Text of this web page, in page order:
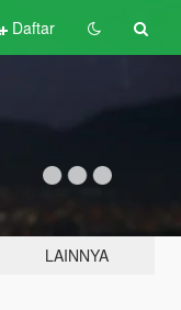
Daftar
LAINNYA